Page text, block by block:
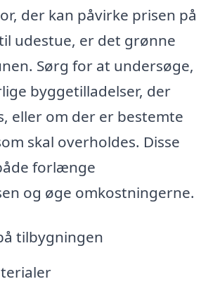
der kan påvirke prisen på
udestue, er det grønne
Sørg for at undersøge,
byggetilladelser, der
eller om der er bestemte
skal overholdes. Disse
forlænge
og øge omkostningerne.
tilbygningen